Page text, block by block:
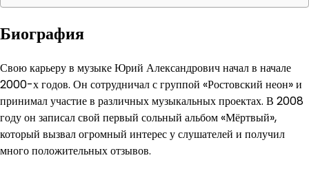
Биография
Свою карьеру в музыке Юрий Александрович начал в начале
2000-х годов. Он сотрудничал с группой «Ростовский неон» и
принимал участие в различных музыкальных проектах. В 2008
году он записал свой первый сольный альбом «Мёртвый»,
который вызвал огромный интерес у слушателей и получил
много положительных отзывов.